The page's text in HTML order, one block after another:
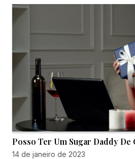
Posso Ter Um Sugar Daddy De
14 de janeiro de 2023